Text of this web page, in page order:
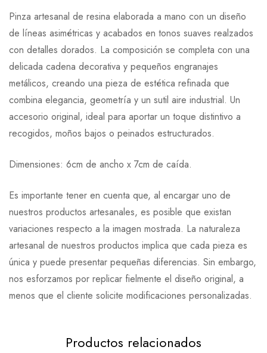
Pinza artesanal de resina elaborada a mano con un diseño
de líneas asimétricas y acabados en tonos suaves realzados
con detalles dorados. La composición se completa con una
delicada cadena decorativa y pequeños engranajes
metálicos, creando una pieza de estética refinada que
combina elegancia, geometría y un sutil aire industrial. Un
accesorio original, ideal para aportar un toque distintivo a
recogidos, moños bajos o peinados estructurados.
Dimensiones: 6cm de ancho x 7cm de caída.
Es importante tener en cuenta que, al encargar uno de
nuestros productos artesanales, es posible que existan
variaciones respecto a la imagen mostrada. La naturaleza
artesanal de nuestros productos implica que cada pieza es
única y puede presentar pequeñas diferencias. Sin embargo,
nos esforzamos por replicar fielmente el diseño original, a
menos que el cliente solicite modificaciones personalizadas.
Productos relacionados